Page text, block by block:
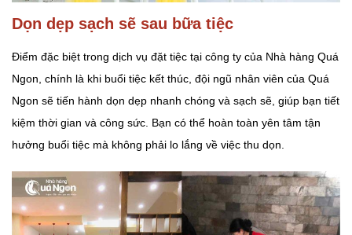
Dọn dẹp sạch sẽ sau bữa tiệc
Điểm đặc biệt trong dịch vụ đặt tiệc tại công ty của Nhà hàng Quá
Ngon, chính là khi buổi tiệc kết thúc, đội ngũ nhân viên của Quá
Ngon sẽ tiến hành dọn dẹp nhanh chóng và sạch sẽ, giúp bạn tiết
kiệm thời gian và công sức. Bạn có thể hoàn toàn yên tâm tận
hưởng buổi tiệc mà không phải lo lắng về việc thu dọn.